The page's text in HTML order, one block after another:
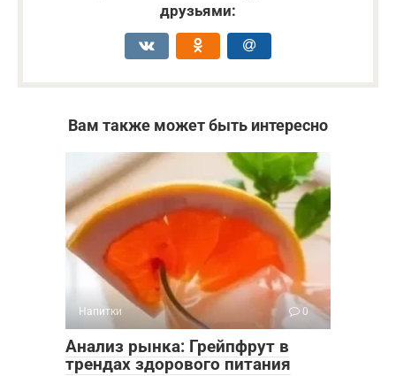
друзьями:
Вам также может быть интересно
Напитки 0
Анализ рынка: Грейпфрут в
трендах здорового питания